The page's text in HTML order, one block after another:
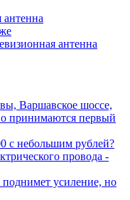
антенна
Варшавское шоссе,
принимаются первый
с небольшим рублей?
провода -
усиление, но